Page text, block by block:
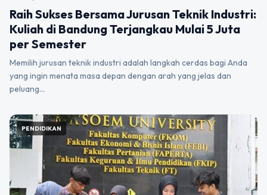
Raih Sukses Bersama Jurusan Teknik Industri:
Kuliah di Bandung Terjangkau Mulai 5 Juta
per Semester
Memilih jurusan teknik industri adalah langkah cerdas bagi Anda
yang ingin menata masa depan dengan arah yang jelas dan
peluang…
PENDIDIKAN